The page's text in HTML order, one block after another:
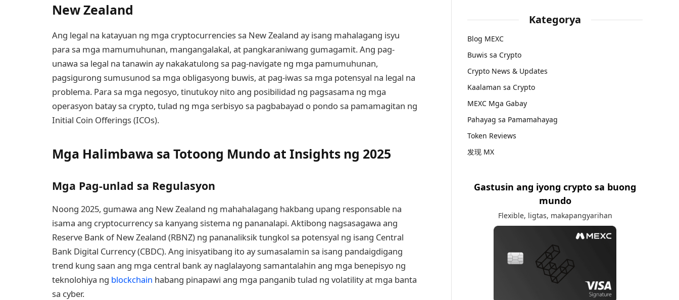
New Zealand
Ang legal na katayuan ng mga cryptocurrencies sa New Zealand ay isang mahalagang isyu
para sa mga mamumuhunan, mangangalakal, at pangkaraniwang gumagamit. Ang pag-
unawa sa legal na tanawin ay nakakatulong sa pag-navigate ng mga pamumuhunan,
pagsigurong sumusunod sa mga obligasyong buwis, at pag-iwas sa mga potensyal na legal na
problema. Para sa mga negosyo, tinutukoy nito ang posibilidad ng pagsasama ng mga
operasyon batay sa crypto, tulad ng mga serbisyo sa pagbabayad o pondo sa pamamagitan ng
Initial Coin Offerings (ICOs).
Mga Halimbawa sa Totoong Mundo at Insights ng 2025
Mga Pag-unlad sa Regulasyon
Noong 2025, gumawa ang New Zealand ng mahahalagang hakbang upang responsable na
isama ang cryptocurrency sa kanyang sistema ng pananalapi. Aktibong nagsasagawa ang
Reserve Bank of New Zealand (RBNZ) ng pananaliksik tungkol sa potensyal ng isang Central
Bank Digital Currency (CBDC). Ang inisyatibang ito ay sumasalamin sa isang pandaigdigang
trend kung saan ang mga central bank ay naglalayong samantalahin ang mga benepisyo ng
teknolohiya ng blockchain habang pinapawi ang mga panganib tulad ng volatility at mga banta
sa cyber.
Kategorya
Blog MEXC
Buwis sa Crypto
Crypto News & Updates
Kaalaman sa Crypto
MEXC Mga Gabay
Pahayag sa Pamamahayag
Token Reviews
发现 MX
Gastusin ang iyong crypto sa buong
mundo
Flexible, ligtas, makapangyarihan